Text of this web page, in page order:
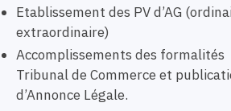
Etablissement des PV d’AG
extraordinaire)
Accomplissements des
Tribunal de Commerce et
d’Annonce Légale.